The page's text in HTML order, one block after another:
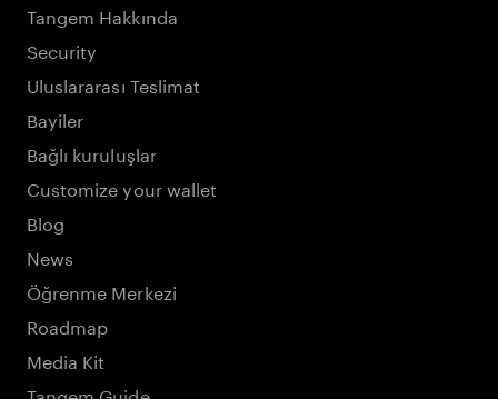
Tangem Hakkında
Security
Uluslararası Teslimat
Bayiler
Bağlı kuruluşlar
Customize your wallet
Blog
News
Öğrenme Merkezi
Roadmap
Media Kit